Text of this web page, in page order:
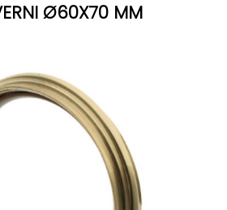
Ø60X70 MM